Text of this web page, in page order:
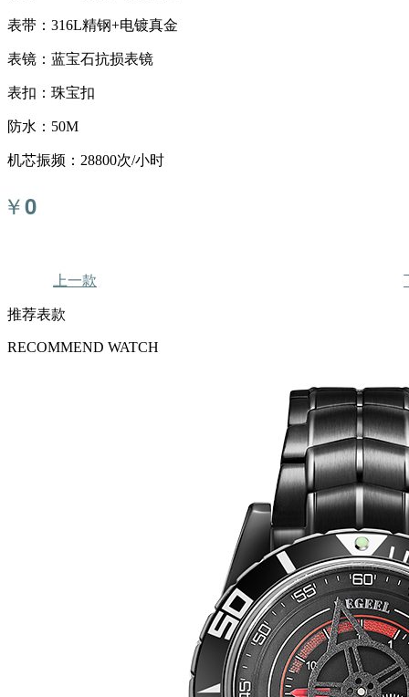
表带：316L精钢+电镀真金
表镜：蓝宝石抗损表镜
表扣：珠宝扣
防水：50M
机芯振频：28800次/小时
￥0
上一款
推荐表款
RECOMMEND WATCH